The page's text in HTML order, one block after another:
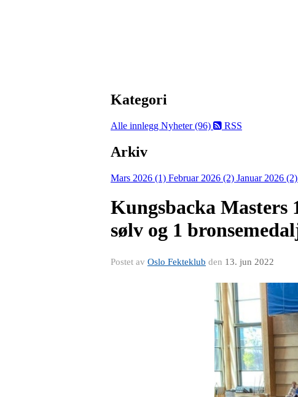
Kategori
Alle innlegg Nyheter (96) RSS
Arkiv
Mars 2026 (1) Februar 2026 (2) Januar 2026 (2)
Kungsbacka Masters
sølv og 1
Postet av Oslo Fekteklub den 13. jun 2022